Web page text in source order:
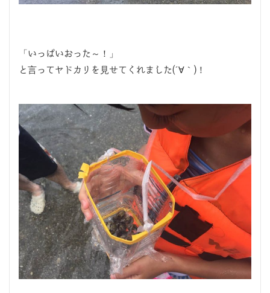
「いっぱいおった～！」
と言ってヤドカリを見せてくれました(´∀｀)！